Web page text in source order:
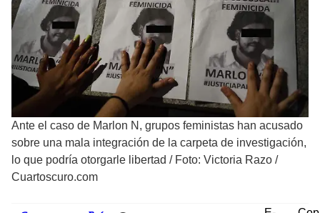
Ante el caso de Marlon N, grupos feministas han acusado
sobre una mala integración de la carpeta de investigación,
lo que podría otorgarle libertad / Foto: Victoria Razo /
Cuartoscuro.com